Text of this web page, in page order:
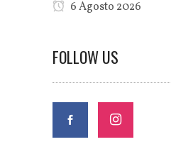
6 Agosto 2026
FOLLOW US